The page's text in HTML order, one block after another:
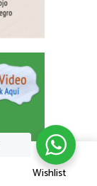
1
Wishlist